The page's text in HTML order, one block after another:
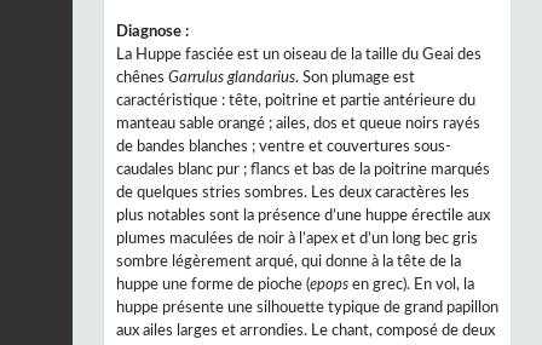
Diagnose :
La Huppe fasciée est un oiseau de la taille du Geai des
chênes Garrulus glandarius. Son plumage est
caractéristique : tête, poitrine et partie antérieure du
manteau sable orangé ; ailes, dos et queue noirs rayés
de bandes blanches ; ventre et couvertures sous-
caudales blanc pur ; flancs et bas de la poitrine marqués
de quelques stries sombres. Les deux caractères les
plus notables sont la présence d’une huppe érectile aux
plumes maculées de noir à l’apex et d’un long bec gris
sombre légèrement arqué, qui donne à la tête de la
huppe une forme de pioche (epops en grec). En vol, la
huppe présente une silhouette typique de grand papillon
aux ailes larges et arrondies. Le chant, composé de deux